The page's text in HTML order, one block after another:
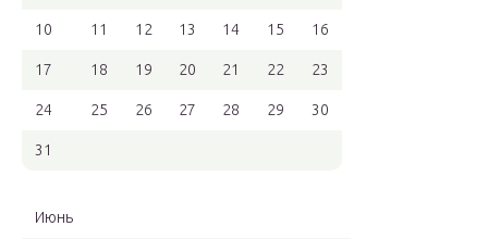
10 11 12 13 14 15 16
17 18 19 20 21 22 23
24 25 26 27 28 29 30
31
Июнь